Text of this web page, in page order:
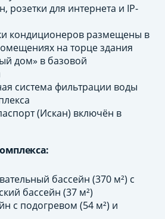
розетки для интернета и IP-
кондиционеров размещены в
на торце здания
дом» в базовой
система фильтрации воды
(Искан) включён в
бассейн (370 м²) с
бассейн (37 м²)
с подогревом (54 м²) и